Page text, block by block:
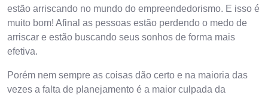
estão arriscando no mundo do empreendedorismo. E isso é
muito bom! Afinal as pessoas estão perdendo o medo de
arriscar e estão buscando seus sonhos de forma mais
efetiva.
Porém nem sempre as coisas dão certo e na maioria das
vezes a falta de planejamento é a maior culpada da